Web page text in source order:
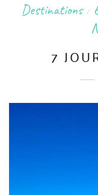
Destinations /
7